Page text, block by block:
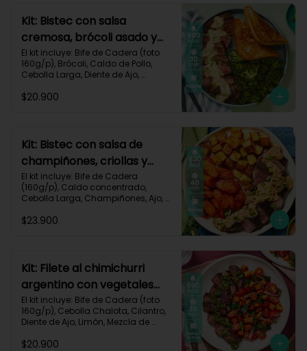
Kit: Bistec con salsa
cremosa, brócoli asado y
pan de ajo-67
El kit incluye: Bife de Cadera (foto
160g/p), Brócoli, Caldo de Pollo,
Cebolla Larga, Diente de Ajo,
Hamburguesa, Sour Cream, Receta
Proteínas 36g
$20.900
Kit: Bistec con salsa de
champiñones, criollas y
zanahorias asadas-87
El kit incluye: Bife de Cadera
(160g/p), Caldo concentrado,
Cebolla Larga, Champiñones, Ajo,
Cream, Zanahoria, Receta Impresa.
$23.900
Kit: Filete al chimichurri
argentino con vegetales
horneados-110
El kit incluye: Bife de Cadera (foto
160g/p), Cebolla Chalota, Cilantro,
Diente de Ajo, Limón, Mezcla de
Verde, Tomate Tipo Cherry,
$20.900